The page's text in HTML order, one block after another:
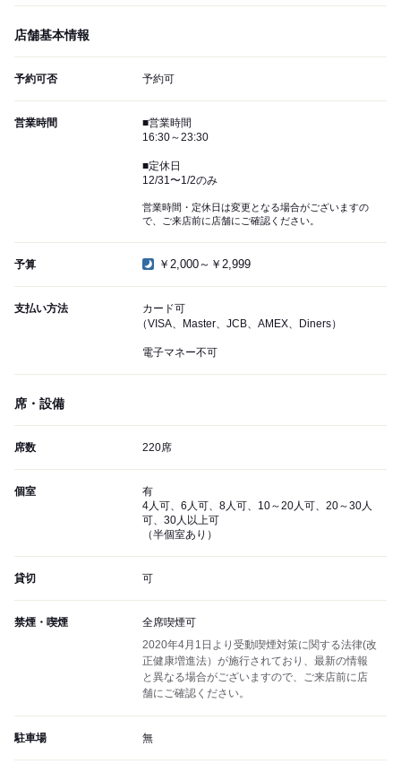
店舗基本情報
予約可否 予約可
営業時間
■営業時間
16:30～23:30
■定休日
12/31〜1/2のみ
営業時間・定休日は変更となる場合がございますの
で、ご来店前に店舗にご確認ください。
予算 ￥2,000～￥2,999
支払い方法
カード可
（VISA、Master、JCB、AMEX、Diners）
電子マネー不可
席・設備
席数 220席
個室
有
4人可、6人可、8人可、10～20人可、20～30人
可、30人以上可
（半個室あり）
貸切 可
禁煙・喫煙
全席喫煙可
2020年4月1日より受動喫煙対策に関する法律(改
正健康増進法）が施行されており、最新の情報
と異なる場合がございますので、ご来店前に店
舗にご確認ください。
駐車場 無